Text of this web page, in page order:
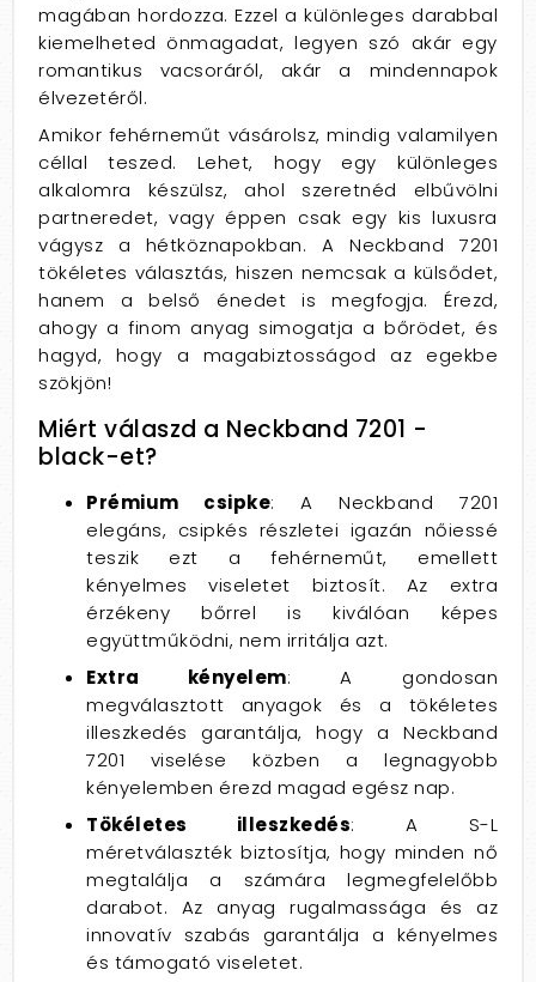
magában hordozza. Ezzel a különleges darabbal
kiemelheted önmagadat, legyen szó akár egy
romantikus vacsoráról, akár a mindennapok
élvezetéről.
Amikor fehérneműt vásárolsz, mindig valamilyen
céllal teszed. Lehet, hogy egy különleges
alkalomra készülsz, ahol szeretnéd elbűvölni
partneredet, vagy éppen csak egy kis luxusra
vágysz a hétköznapokban. A Neckband 7201
tökéletes választás, hiszen nemcsak a külsődet,
hanem a belső énedet is megfogja. Érezd,
ahogy a finom anyag simogatja a bőrödet, és
hagyd, hogy a magabiztosságod az egekbe
szökjön!
Miért válaszd a Neckband 7201 -
black-et?
Prémium csipke: A Neckband 7201
elegáns, csipkés részletei igazán nőiessé
teszik ezt a fehérneműt, emellett
kényelmes viseletet biztosít. Az extra
érzékeny bőrrel is kiválóan képes
együttműködni, nem irritálja azt.
Extra kényelem: A gondosan
megválasztott anyagok és a tökéletes
illeszkedés garantálja, hogy a Neckband
7201 viselése közben a legnagyobb
kényelemben érezd magad egész nap.
Tökéletes illeszkedés: A S-L
méretválaszték biztosítja, hogy minden nő
megtalálja a számára legmegfelelőbb
darabot. Az anyag rugalmassága és az
innovatív szabás garantálja a kényelmes
és támogató viseletet.